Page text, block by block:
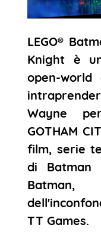
LEGO®
Knight è
open-
Wayne
GOTHAM
film, serie
di Batman
TT Games.